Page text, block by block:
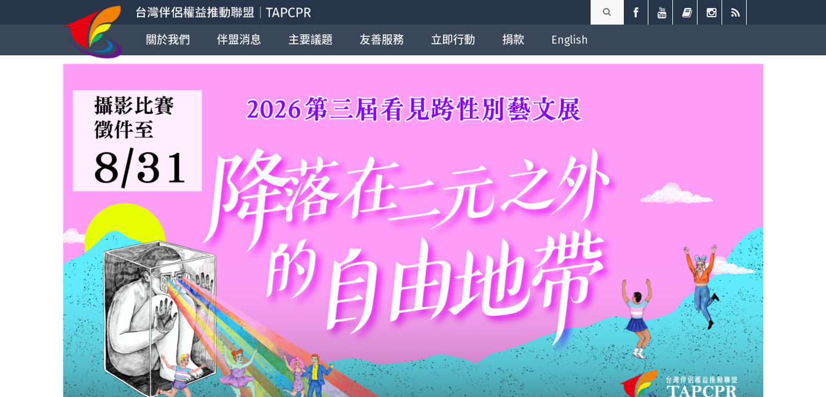
關於我們 伴盟消息 主要議題 友善服務 立即行動 捐款 English